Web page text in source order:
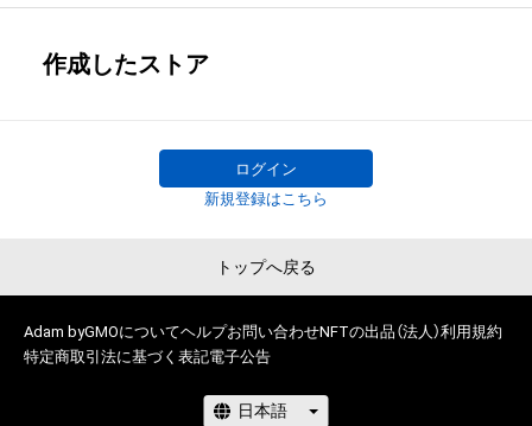
作成したストア
ログイン
新規登録はこちら
トップへ戻る
Adam byGMOについてヘルプお問い合わせNFTの出品（法人）利用規約
特定商取引法に基づく表記電子公告